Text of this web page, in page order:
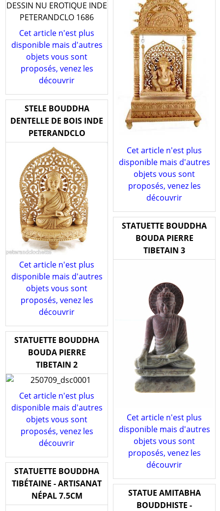
Cet article n'est plus
disponible mais d'autres
objets vous sont
proposés, venez les
découvrir
Cet article n'est plus
disponible mais d'autres
objets vous sont
proposés, venez les
découvrir
STELE BOUDDHA
DENTELLE DE BOIS INDE
PETERANDCLO
Cet article n'est plus
disponible mais d'autres
objets vous sont
proposés, venez les
découvrir
STATUETTE BOUDDHA
BOUDA PIERRE
TIBETAIN 3
Cet article n'est plus
disponible mais d'autres
objets vous sont
proposés, venez les
découvrir
STATUETTE BOUDDHA
BOUDA PIERRE
TIBETAIN 2
Cet article n'est plus
disponible mais d'autres
objets vous sont
proposés, venez les
découvrir
STATUETTE BOUDDHA
TIBÉTAINE - ARTISANAT
NÉPAL 7.5CM
STATUE AMITABHA
BOUDDHISTE -